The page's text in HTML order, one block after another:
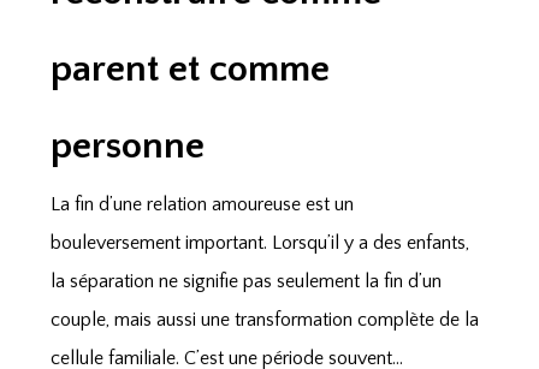
parent et comme
personne
La fin d’une relation amoureuse est un
bouleversement important. Lorsqu’il y a des enfants,
la séparation ne signifie pas seulement la fin d’un
couple, mais aussi une transformation complète de la
cellule familiale. C’est une période souvent...